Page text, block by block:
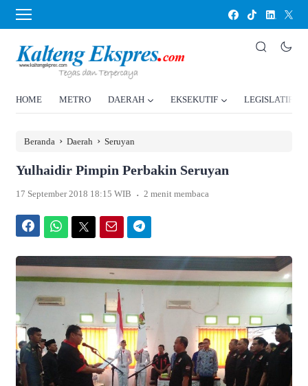
HOME METRO DAERAH EKSEKUTIF LEGISLATIF
Beranda › Daerah › Seruyan
Yulhaidir Pimpin Perbakin Seruyan
17 September 2018 18:15 WIB . 2 menit membaca